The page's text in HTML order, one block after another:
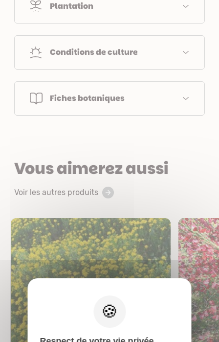
Plantation
Conditions de culture
Fiches botaniques
Vous aimerez aussi
Voir les autres produits